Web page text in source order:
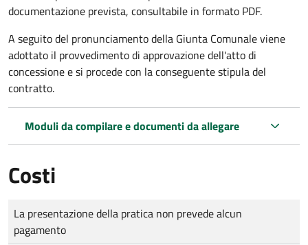
documentazione prevista, consultabile in formato PDF.
A seguito del pronunciamento della Giunta Comunale viene
adottato il provvedimento di approvazione dell'atto di
concessione e si procede con la conseguente stipula del
contratto.
Moduli da compilare e documenti da allegare
Costi
Tipo di pagamento
Importo
La presentazione della pratica non prevede alcun
pagamento